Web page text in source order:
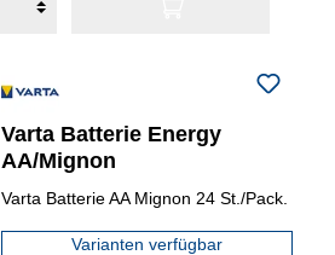
Varta Batterie Energy
AA/Mignon
Varta Batterie AA Mignon 24 St./Pack.
Varianten verfügbar